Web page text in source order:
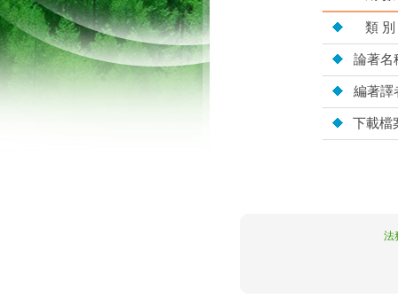
類 別
論著名
編著譯
下載檔
法